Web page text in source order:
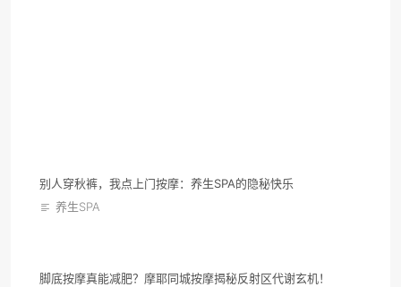
别人穿秋裤，我点上门按摩：养生SPA的隐秘快乐
养生SPA
脚底按摩真能减肥？摩耶同城按摩揭秘反射区代谢玄机！